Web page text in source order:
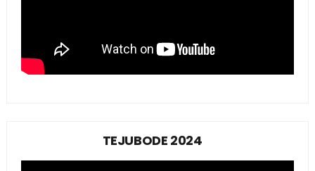
TEJUBODE 2024